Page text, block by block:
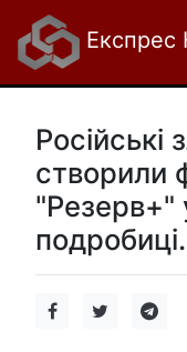
Експрес
Російські
створили
"Резерв+"
подробиці.